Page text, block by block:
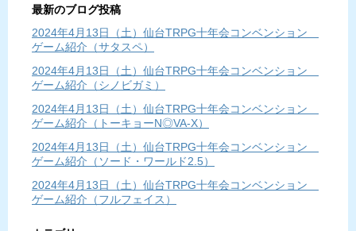
最新のブログ投稿
2024年4月13日（土）仙台TRPG十年会コンベンション
ゲーム紹介（サタスペ）
2024年4月13日（土）仙台TRPG十年会コンベンション
ゲーム紹介（シノビガミ）
2024年4月13日（土）仙台TRPG十年会コンベンション
ゲーム紹介（トーキョーN◎VA-X）
2024年4月13日（土）仙台TRPG十年会コンベンション
ゲーム紹介（ソード・ワールド2.5）
2024年4月13日（土）仙台TRPG十年会コンベンション
ゲーム紹介（フルフェイス）